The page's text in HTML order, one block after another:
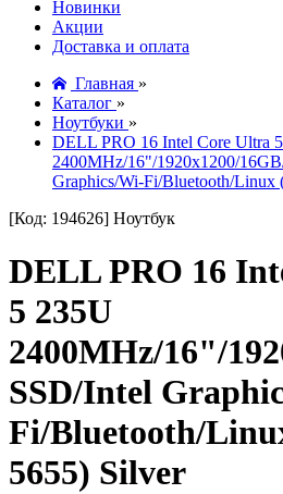
Новинки
Акции
Доставка и оплата
Главная »
Каталог »
Ноутбуки »
DELL PRO 16 Intel Core Ultra
2400MHz/16"/1920x1200/
Graphics/Wi-Fi/Bluetooth/Linux
[Код: 194626] Ноутбук
DELL PRO 16
5 235U
2400MHz/16"/
SSD/Intel
Fi/Bluetooth/
5655) Silver